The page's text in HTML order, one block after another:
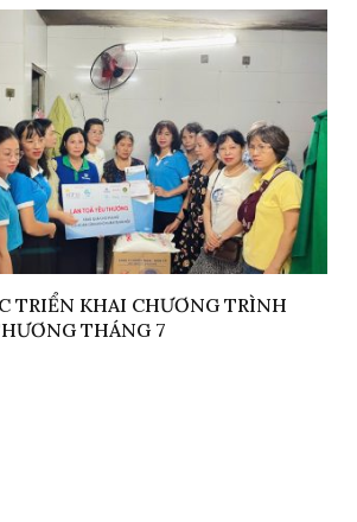
TRIỂN KHAI CHƯƠNG TRÌNH
THÁNG 7